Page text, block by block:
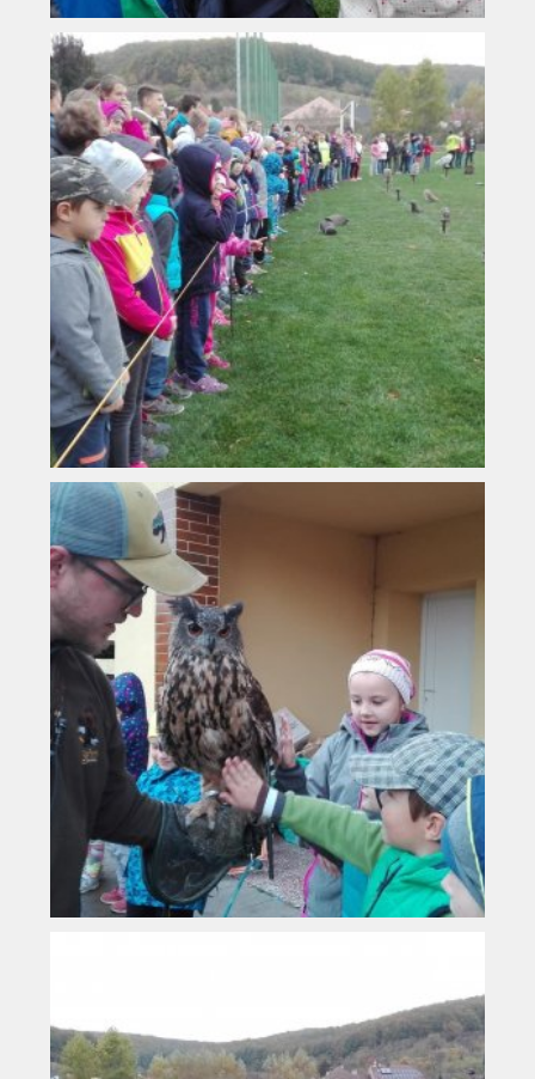
Vyhledávání na webu